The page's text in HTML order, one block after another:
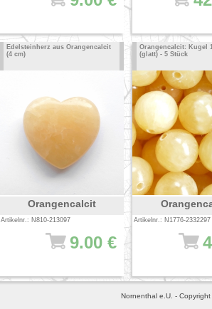
Edelsteinherz aus Orangencalcit
(4 cm)
Orangencalcit
Artikelnr.: N810-213097
9.00 €
Orangencalcit: Kugel
(glatt) - 5 Stück
Artikelnr.: N1776-2332297
Nornenthal e.U. -